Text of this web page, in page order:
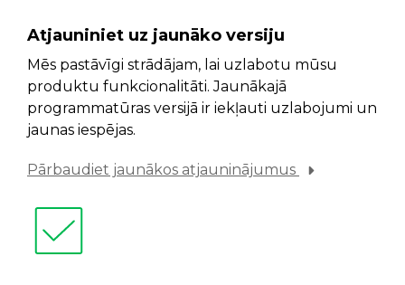
Atjauniniet uz jaunāko versiju
Mēs pastāvīgi strādājam, lai uzlabotu mūsu
produktu funkcionalitāti. Jaunākajā
programmatūras versijā ir iekļauti uzlabojumi un
jaunas iespējas.
Pārbaudiet jaunākos atjauninājumus